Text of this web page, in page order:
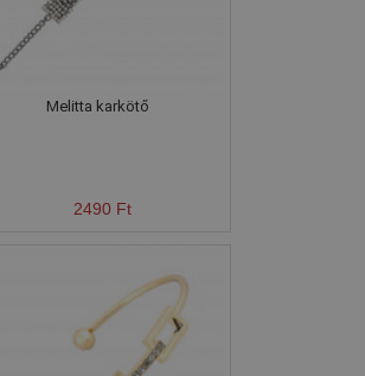
Melitta karkötő
2490 Ft